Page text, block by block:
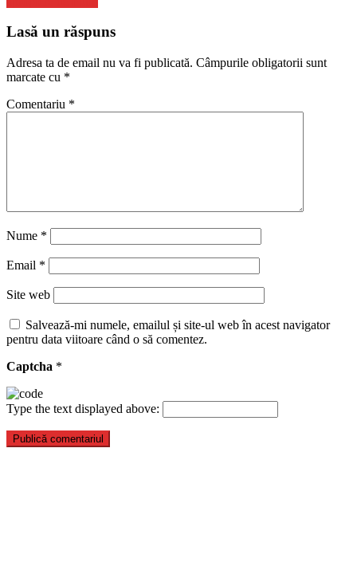
Lasă un răspuns
Adresa ta de email nu va fi publicată. Câmpurile obligatorii sunt
marcate cu *
Comentariu *
Nume *
Email *
Site web
Salvează-mi numele, emailul și site-ul web în acest navigator
pentru data viitoare când o să comentez.
Captcha *
Type the text displayed above: